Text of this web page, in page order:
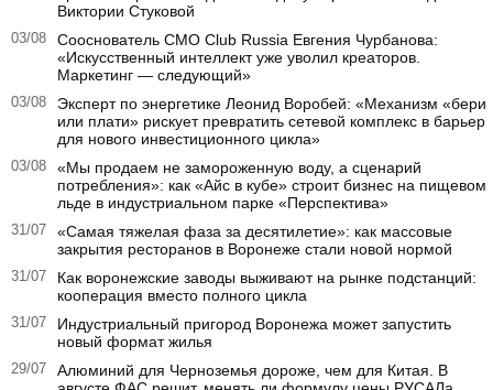
Виктории Стуковой
03/08
Сооснователь CMO Club Russia Евгения Чурбанова:
«Искусственный интеллект уже уволил креаторов.
Маркетинг — следующий»
03/08
Эксперт по энергетике Леонид Воробей: «Механизм «бери
или плати» рискует превратить сетевой комплекс в барьер
для нового инвестиционного цикла»
03/08
«Мы продаем не замороженную воду, а сценарий
потребления»: как «Айс в кубе» строит бизнес на пищевом
льде в индустриальном парке «Перспектива»
31/07
«Самая тяжелая фаза за десятилетие»: как массовые
закрытия ресторанов в Воронеже стали новой нормой
31/07
Как воронежские заводы выживают на рынке подстанций:
кооперация вместо полного цикла
31/07
Индустриальный пригород Воронежа может запустить
новый формат жилья
29/07
Алюминий для Черноземья дороже, чем для Китая. В